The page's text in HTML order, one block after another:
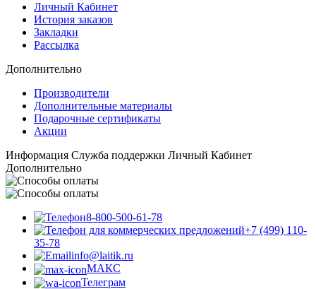
Личный Кабинет
История заказов
Закладки
Рассылка
Дополнительно
Производители
Дополнительные материалы
Подарочные сертификаты
Акции
Информация Служба поддержки Личный Кабинет
Дополнительно
8-800-500-61-78
+7 (499) 110-
35-78
info@laitik.ru
МАКС
Телеграм